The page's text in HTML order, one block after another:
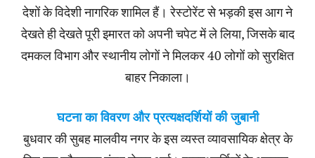
देशों के विदेशी नागरिक शामिल हैं। रेस्टोरेंट से भड़की इस आग ने
देखते ही देखते पूरी इमारत को अपनी चपेट में ले लिया, जिसके बाद
दमकल विभाग और स्थानीय लोगों ने मिलकर 40 लोगों को सुरक्षित
बाहर निकाला।
घटना का विवरण और प्रत्यक्षदर्शियों की जुबानी
बुधवार की सुबह मालवीय नगर के इस व्यस्त व्यावसायिक क्षेत्र के